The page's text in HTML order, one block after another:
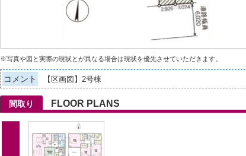
※写真や図と実際の現状とが異なる場合は現状を優先させていただきます。
コメント 【区画図】2号棟
間取り FLOOR PLANS